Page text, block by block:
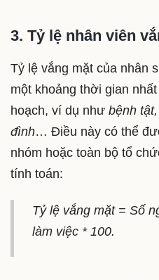
3. Tỷ lệ nhân viên
Tỷ lệ vắng mặt của nhân
một khoảng thời gian
hoạch, ví dụ như bệnh
đình… Điều này có thể
nhóm hoặc toàn bộ tổ
tính toán:
Tỷ lệ vắng mặt = Số
làm việc * 100.